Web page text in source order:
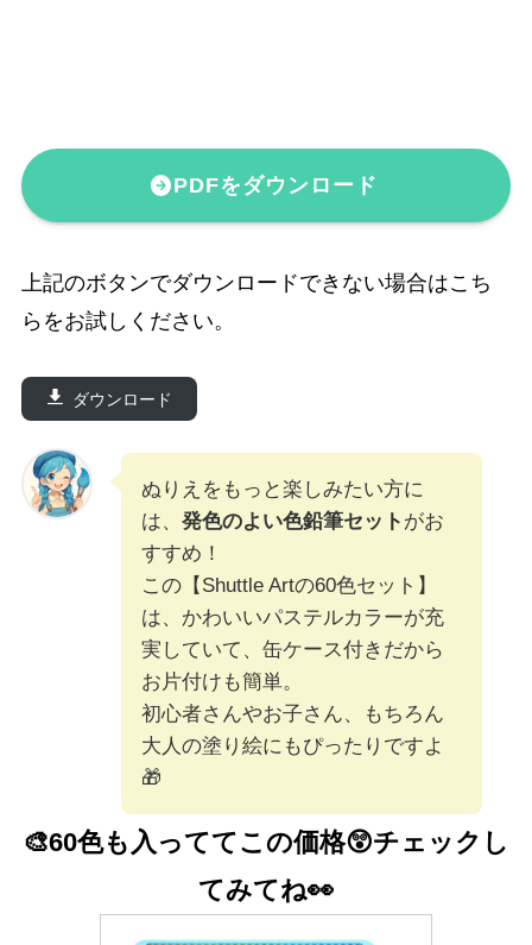
PDFをダウンロード
上記のボタンでダウンロードできない場合はこち
らをお試しください。
ダウンロード
ぬりえをもっと楽しみたい方に
は、 発色のよい色鉛筆セット がお
すすめ！
この【Shuttle Artの60色セット】
は、かわいいパステルカラーが充
実していて、缶ケース付きだから
お片付けも簡単。
初心者さんやお子さん、もちろん
大人の塗り絵にもぴったりですよ
🎁
🎨60色も入っててこの価格😲チェックし
てみてね👀